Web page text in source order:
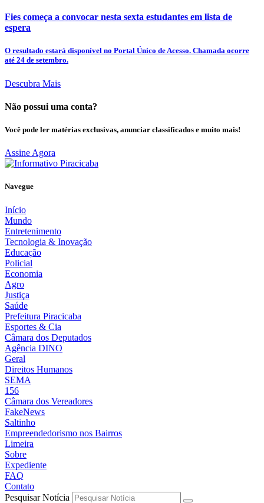
Fies começa a convocar nesta sexta estudantes em lista de
espera
O resultado estará disponível no Portal Único de Acesso. Chamada ocorre
até 24 de setembro.
Descubra Mais
Não possui uma conta?
Você pode ler matérias exclusivas, anunciar classificados e muito mais!
Assine Agora
Navegue
Início
Mundo
Entretenimento
Tecnologia & Inovação
Educação
Policial
Economia
Agro
Justiça
Saúde
Prefeitura Piracicaba
Esportes & Cia
Câmara dos Deputados
Agência DINO
Geral
Direitos Humanos
SEMA
156
Câmara dos Vereadores
FakeNews
Saltinho
Empreendedorismo nos Bairros
Limeira
Sobre
Expediente
FAQ
Contato
Pesquisar Notícia